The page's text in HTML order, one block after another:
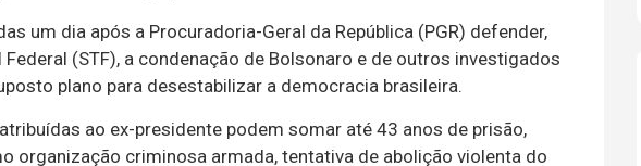
um dia após a Procuradoria-Geral da República (PGR) defender,
Federal (STF), a condenação de Bolsonaro e de outros investigados
plano para desestabilizar a democracia brasileira.
atribuídas ao ex-presidente podem somar até 43 anos de prisão,
organização criminosa armada, tentativa de abolição violenta do